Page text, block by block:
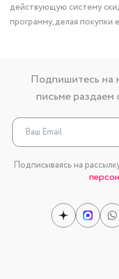
действующую систему
программу, делая покупки
Подпишитесь на
письме
Подписываясь на